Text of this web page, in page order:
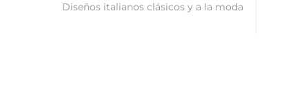
Diseños italianos clásicos y a la moda